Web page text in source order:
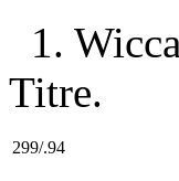
1.
Titre.
299/.94